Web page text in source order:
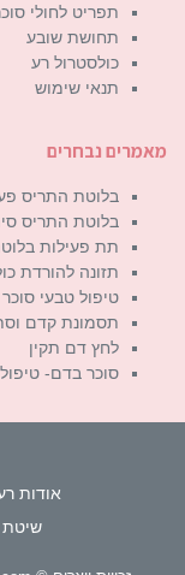
תפריט לחולי
תחושת שובע
כולסטרול רע
תנאי שימוש
מאמרים נבחרים
בלוטת התריס
בלוטת התריס
תת פעילות
תזונה להורדת
טיפול טבעי
תסמונת קדם
לחץ דם תקין
סוכר בדם-
אודות
שיטת BodyReset